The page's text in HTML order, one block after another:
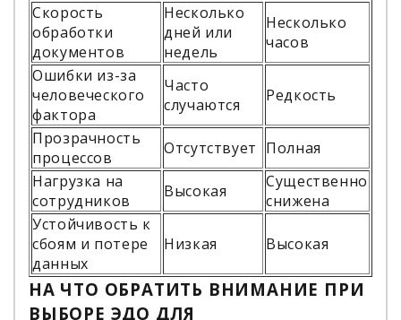
Скорость
обработки
документов
Несколько
дней или
недель
Несколько
часов
Ошибки из-за
человеческого
фактора
Часто
случаются
Редкость
Прозрачность
процессов
Отсутствует Полная
Нагрузка на
сотрудников
Высокая
Существенно
снижена
Устойчивость к
сбоям и потере
данных
Низкая Высокая
НА ЧТО ОБРАТИТЬ ВНИМАНИЕ ПРИ
ВЫБОРЕ ЭДО ДЛЯ